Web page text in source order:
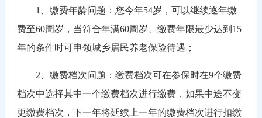
1、缴费年龄问题：您今年54岁，可以继续逐年缴
费至60周岁，当符合年满60周岁、缴费年限最少达到15
年的条件时可申领城乡居民养老保险待遇；
2、缴费档次问题：缴费档次可在参保时在9个缴费
档次中选择其中一个缴费档次进行缴费，如果中途不变
更缴费档次，下一年将延续上一年的缴费档次进行扣缴